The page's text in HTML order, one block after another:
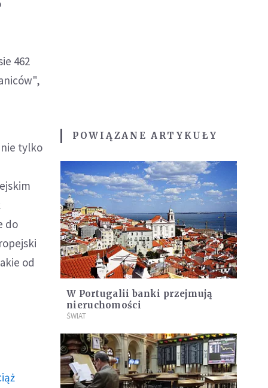
462
tylko
do
od
POWIĄZANE ARTYKUŁY
W Portugalii banki przejmują
nieruchomości
ŚWIAT